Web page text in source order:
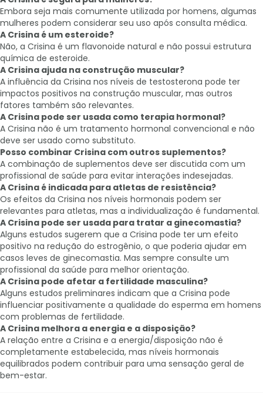
Embora seja mais comumente utilizada por homens, algumas
mulheres podem considerar seu uso após consulta médica.
A Crisina é um esteroide?
Não, a Crisina é um flavonoide natural e não possui estrutura
química de esteroide.
A Crisina ajuda na construção muscular?
A influência da Crisina nos níveis de testosterona pode ter
impactos positivos na construção muscular, mas outros
fatores também são relevantes.
A Crisina pode ser usada como terapia hormonal?
A Crisina não é um tratamento hormonal convencional e não
deve ser usado como substituto.
Posso combinar Crisina com outros suplementos?
A combinação de suplementos deve ser discutida com um
profissional de saúde para evitar interações indesejadas.
A Crisina é indicada para atletas de resistência?
Os efeitos da Crisina nos níveis hormonais podem ser
relevantes para atletas, mas a individualização é fundamental.
A Crisina pode ser usada para tratar a ginecomastia?
Alguns estudos sugerem que a Crisina pode ter um efeito
positivo na redução do estrogênio, o que poderia ajudar em
casos leves de ginecomastia. Mas sempre consulte um
profissional da saúde para melhor orientação.
A Crisina pode afetar a fertilidade masculina?
Alguns estudos preliminares indicam que a Crisina pode
influenciar positivamente a qualidade do esperma em homens
com problemas de fertilidade.
A Crisina melhora a energia e a disposição?
A relação entre a Crisina e a energia/disposição não é
completamente estabelecida, mas níveis hormonais
equilibrados podem contribuir para uma sensação geral de
bem-estar.